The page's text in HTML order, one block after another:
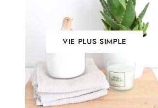
VIE PLUS SIMPLE